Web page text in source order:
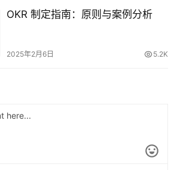
OKR 制定指南：原则与案例分析
2025年2月6日 5.2K